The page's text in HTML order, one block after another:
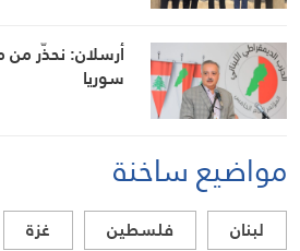
أرسلان: نحذّر
سوريا
مواضيع ساخنة
لبنان فلسطين غزة